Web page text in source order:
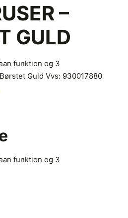
–
GULD
funktion og 3
Guld Vvs: 930017880
funktion og 3